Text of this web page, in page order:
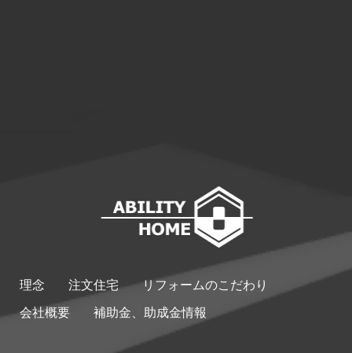
理念 注文住宅
リフォームのこだわり
会社概要
補助金、助成金情報